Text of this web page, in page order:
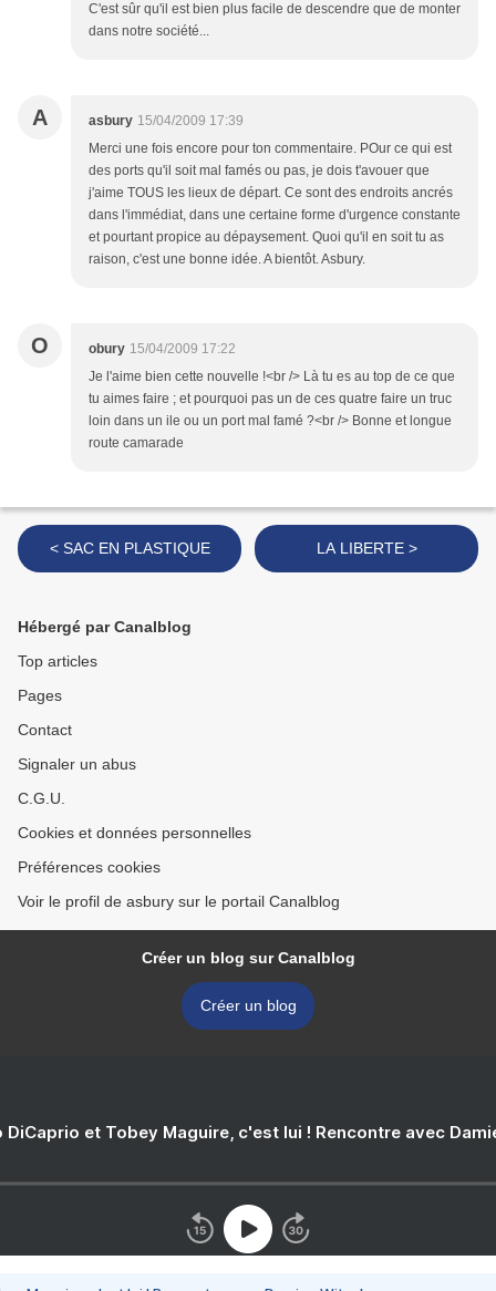
C'est sûr qu'il est bien plus facile de descendre que de monter
dans notre société...
A asbury 15/04/2009 17:39
Merci une fois encore pour ton commentaire. POur ce qui est
des ports qu'il soit mal famés ou pas, je dois t'avouer que
j'aime TOUS les lieux de départ. Ce sont des endroits ancrés
dans l'immédiat, dans une certaine forme d'urgence constante
et pourtant propice au dépaysement. Quoi qu'il en soit tu as
raison, c'est une bonne idée. A bientôt. Asbury.
O obury 15/04/2009 17:22
Je l'aime bien cette nouvelle !<br /> Là tu es au top de ce que
tu aimes faire ; et pourquoi pas un de ces quatre faire un truc
loin dans un ile ou un port mal famé ?<br /> Bonne et longue
route camarade
< SAC EN PLASTIQUE LA LIBERTE >
Hébergé par Canalblog
Top articles
Pages
Contact
Signaler un abus
C.G.U.
Cookies et données personnelles
Préférences cookies
Voir le profil de asbury sur le portail Canalblog
Créer un blog sur Canalblog
Créer un blog
DiCaprio et Tobey Maguire, c'est lui ! Rencontre avec